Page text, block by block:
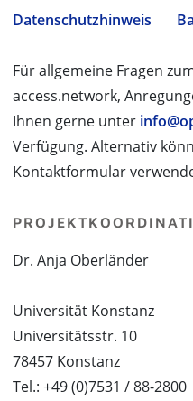
Datenschutzhinweis
Für allgemeine Fragen
access.network,
Ihnen gerne unter
Verfügung. Alternativ
Kontaktformular
Dr. Anja Oberländer
Universität Konstanz
Universitätsstr. 10
78457 Konstanz
Tel.: +49 (0)7531 / 88-2800